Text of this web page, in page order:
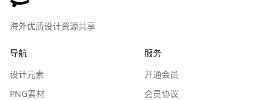
海外优质设计资源共享
导航
设计元素
PNG素材
服务
开通会员
会员协议